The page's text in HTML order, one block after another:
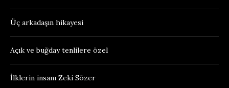
Üç arkadaşın hikayesi
Açık ve buğday tenlilere özel
İlklerin insanı Zeki Sözer